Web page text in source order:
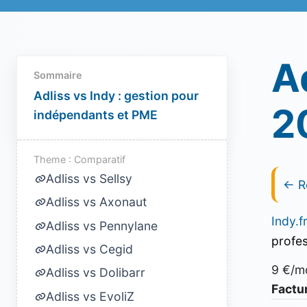
Sommaire
Adliss vs Indy : gestion pour
indépendants et PME
Theme : Comparatif
Adliss vs Sellsy
Adliss vs Axonaut
Adliss vs Pennylane
Adliss vs Cegid
Adliss vs Dolibarr
Adliss vs EvoliZ
←
Indy.fr
9 €/